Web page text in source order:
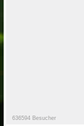
636594 Besucher